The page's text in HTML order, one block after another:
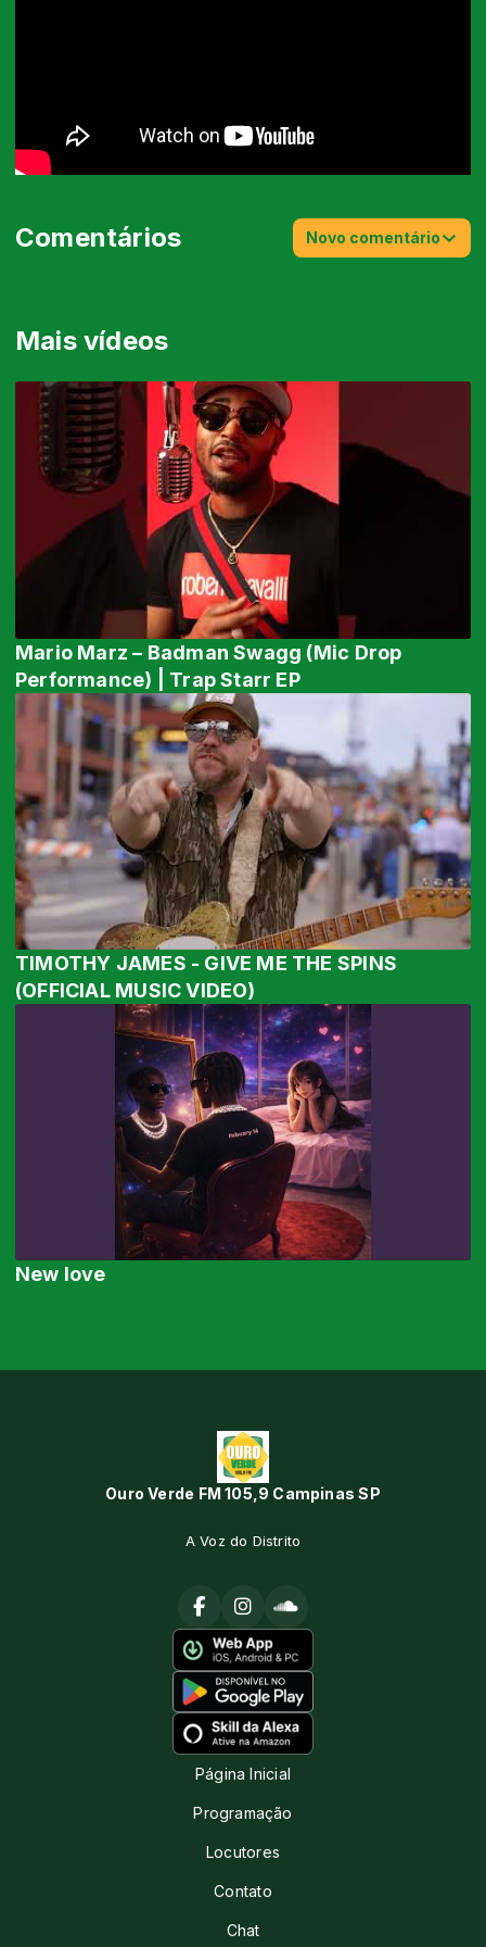
Mais vídeos
Mario Marz – Badman Swagg (Mic Drop
Performance) | Trap Starr EP
TIMOTHY JAMES - GIVE ME THE SPINS
(OFFICIAL MUSIC VIDEO)
New love
Comentários Novo comentário
Ouro Verde FM 105,9 Campinas SP
A Voz do Distrito
Página Inicial
Programação
Locutores
Contato
Chat